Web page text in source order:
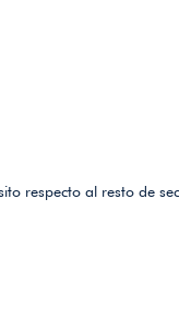
respecto al resto de